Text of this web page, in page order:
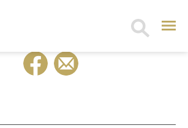
Search